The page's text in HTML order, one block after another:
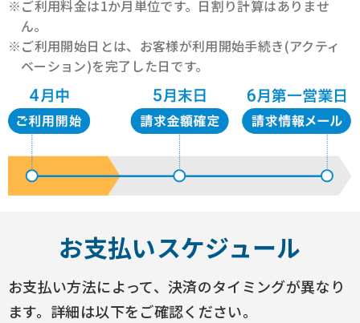
※ご利用料金は1か月単位です。日割り計算はありませ
ん。
※ご利用開始日とは、お客様が利用開始手続き(アクティ
ベーション)を完了した日です。
お支払いスケジュール
お支払い方法によって、決済のタイミングが異なり
ます。詳細は以下をご確認ください。